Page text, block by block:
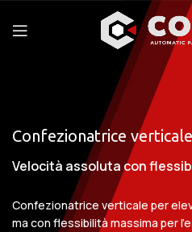
Confezionatrice verticale
Velocità assoluta con
Confezionatrice verticale per
ma con flessibilità massima per